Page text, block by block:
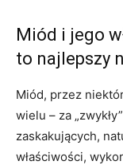
Miód i jego
to najlepszy
Miód, przez
wielu – za
zaskakujących,
właściwości,